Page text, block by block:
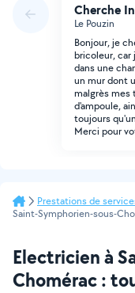
Cherche
Le Pouzin
Bonjour, je
bricoleur, car
dans une
un mur dont
malgrès
d'ampoule,
toujours
Merci pour
Prestations de
Saint-Symphorien-sous-
Electricien à
Chomérac :